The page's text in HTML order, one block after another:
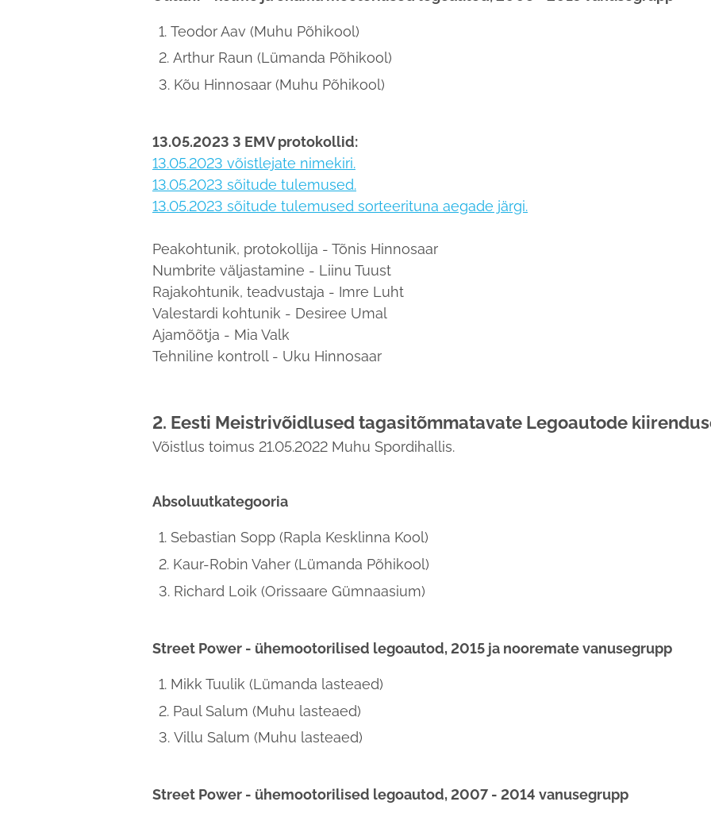
Teodor Aav (Muhu Põhikool)
Arthur Raun (Lümanda Põhikool)
Kõu Hinnosaar (Muhu Põhikool)
13.05.2023 3 EMV protokollid:
13.05.2023 võistlejate nimekiri.
13.05.2023 sõitude tulemused.
13.05.2023 sõitude tulemused sorteerituna aegade järgi.
Peakohtunik, protokollija - Tõnis Hinnosaar
Numbrite väljastamine - Liinu Tuust
Rajakohtunik, teadvustaja - Imre Luht
Valestardi kohtunik - Desiree Umal
Ajamõõtja - Mia Valk
Tehniline kontroll - Uku Hinnosaar
2. Eesti Meistrivõidlused tagasitõmmatavate Legoautode
Võistlus toimus 21.05.2022 Muhu Spordihallis.
Absoluutkategooria
Sebastian Sopp (Rapla Kesklinna Kool)
Kaur-Robin Vaher (Lümanda Põhikool)
Richard Loik (Orissaare Gümnaasium)
Street Power - ühemootorilised legoautod, 2015 ja nooremate vanusegrupp
Mikk Tuulik (Lümanda lasteaed)
Paul Salum (Muhu lasteaed)
Villu Salum (Muhu lasteaed)
Street Power - ühemootorilised legoautod, 2007 - 2014 vanusegrupp